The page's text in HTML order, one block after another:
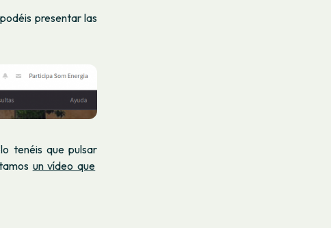
presentar las
tenéis que pulsar
un vídeo que